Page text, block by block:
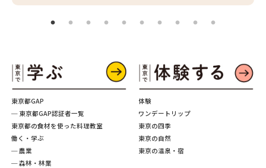
東京都GAP
─ 東京都GAP認証者一覧
東京都の食材を使った料理教室
働く・学ぶ
─ 農業
─ 森林・林業
体験
ワンデートリップ
東京の四季
東京の自然
東京の温泉・宿